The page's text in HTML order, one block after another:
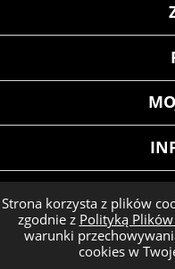
Strona korzysta z plików
zgodnie z Polityką
warunki
cookies w
POKAŻ
Sklep